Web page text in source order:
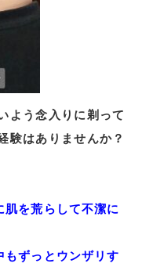
よう念入りに剃って
験はありませんか？
を荒らして不潔に
もずっとウンザリす